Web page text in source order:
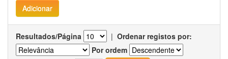
Resultados/Página | Ordenar registos por:
Por ordem